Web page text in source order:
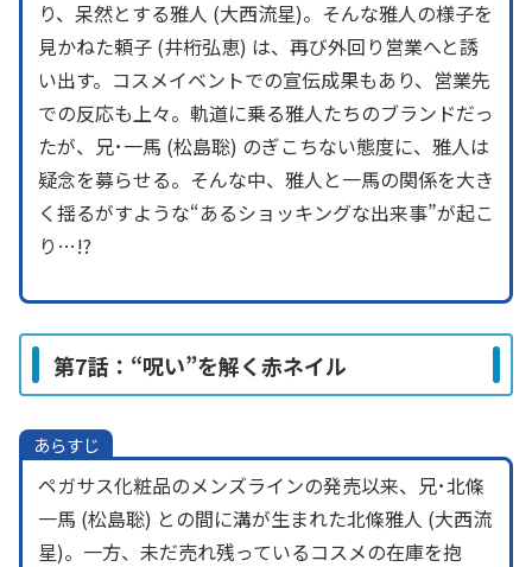
り、呆然とする雅人 (大西流星)。そんな雅人の様子を
見かねた頼子 (井桁弘恵) は、再び外回り営業へと誘
い出す。コスメイベントでの宣伝成果もあり、営業先
での反応も上々。軌道に乗る雅人たちのブランドだっ
たが、兄･一馬 (松島聡) のぎこちない態度に、雅人は
疑念を募らせる。そんな中、雅人と一馬の関係を大き
く揺るがすような“あるショッキングな出来事”が起こ
り…!?
第7話：“呪い”を解く赤ネイル
あらすじ
ペガサス化粧品のメンズラインの発売以来、兄･北條
一馬 (松島聡) との間に溝が生まれた北條雅人 (大西流
星)。一方、未だ売れ残っているコスメの在庫を抱